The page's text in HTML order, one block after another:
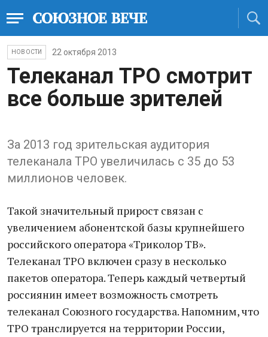
НОВОСТИ 22 октября 2013
Телеканал ТРО смотрит
все больше зрителей
За 2013 год зрительская аудитория
телеканала ТРО увеличилась с 35 до 53
миллионов человек.
Такой значительный прирост связан с
увеличением абонентской базы крупнейшего
российского оператора «Триколор ТВ».
Телеканал ТРО включен сразу в несколько
пакетов оператора. Теперь каждый четвертый
россиянин имеет возможность смотреть
телеканал Союзного государства. Напомним, что
ТРО транслируется на территории России,